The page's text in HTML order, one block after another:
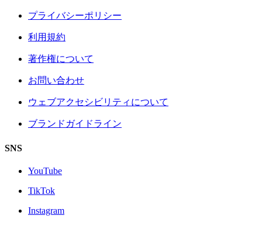
プライバシーポリシー
利用規約
著作権について
お問い合わせ
ウェブアクセシビリティについて
ブランドガイドライン
SNS
YouTube
TikTok
Instagram